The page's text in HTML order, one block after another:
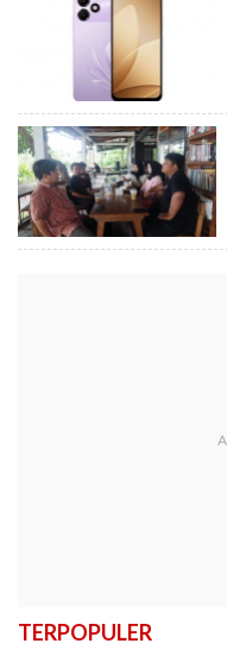
TERPOPULER